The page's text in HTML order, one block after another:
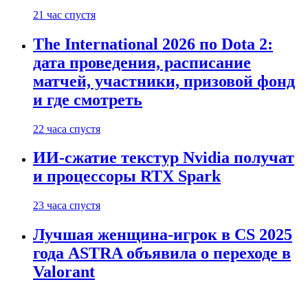
21 час спустя
The International 2026 по Dota 2:
дата проведения, расписание
матчей, участники, призовой фонд
и где смотреть
22 часа спустя
ИИ-сжатие текстур Nvidia получат
и процессоры RTX Spark
23 часа спустя
Лучшая женщина-игрок в CS 2025
года ASTRA объявила о переходе в
Valorant